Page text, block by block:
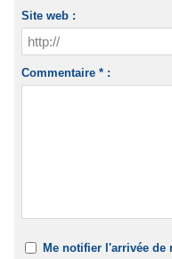
Site web :
Commentaire * :
Me notifier l'arrivée de